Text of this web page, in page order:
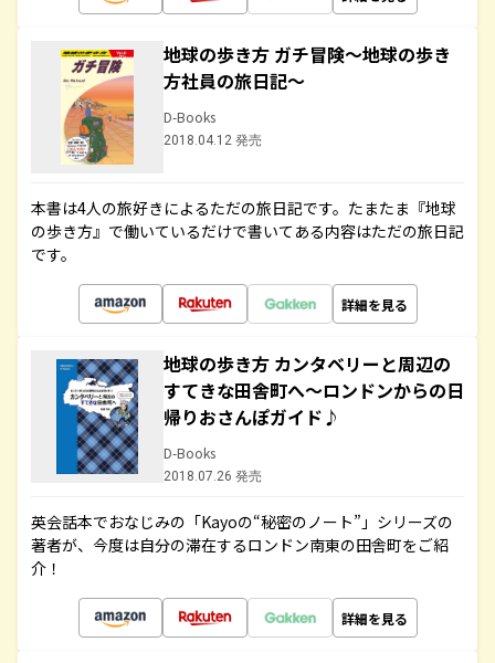
地球の歩き方 ガチ冒険～地球の歩き
方社員の旅日記～
D-Books
2018.04.12 発売
本書は4人の旅好きによるただの旅日記です。たまたま『地球
の歩き方』で働いているだけで書いてある内容はただの旅日記
です。
詳細を見る
地球の歩き方 カンタベリーと周辺の
すてきな田舎町へ～ロンドンからの日
帰りおさんぽガイド♪
D-Books
2018.07.26 発売
英会話本でおなじみの「Kayoの“秘密のノート”」シリーズの
著者が、今度は自分の滞在するロンドン南東の田舎町をご紹
介！
詳細を見る